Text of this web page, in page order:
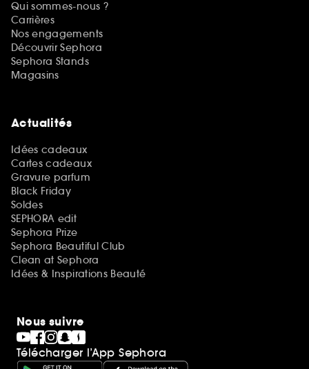
Qui sommes-nous ?
Carrières
Nos engagements
Découvrir Sephora
Sephora Stands
Magasins
Actualités
Idées cadeaux
Cartes cadeaux
Gravure parfum
Black Friday
Soldes
SEPHORA edit
Sephora Prize
Sephora Beautiful Club
Clean at Sephora
Idées & Inspirations Beauté
Nous suivre
Télécharger l’App Sephora